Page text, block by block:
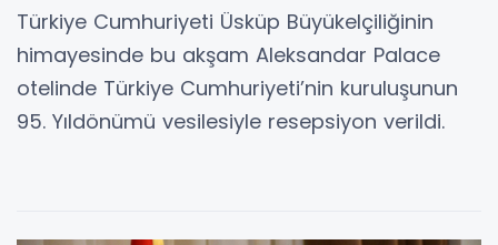
Türkiye Cumhuriyeti Üsküp Büyükelçiliğinin
himayesinde bu akşam Aleksandar Palace
otelinde Türkiye Cumhuriyeti’nin kuruluşunun
95. Yıldönümü vesilesiyle resepsiyon verildi.